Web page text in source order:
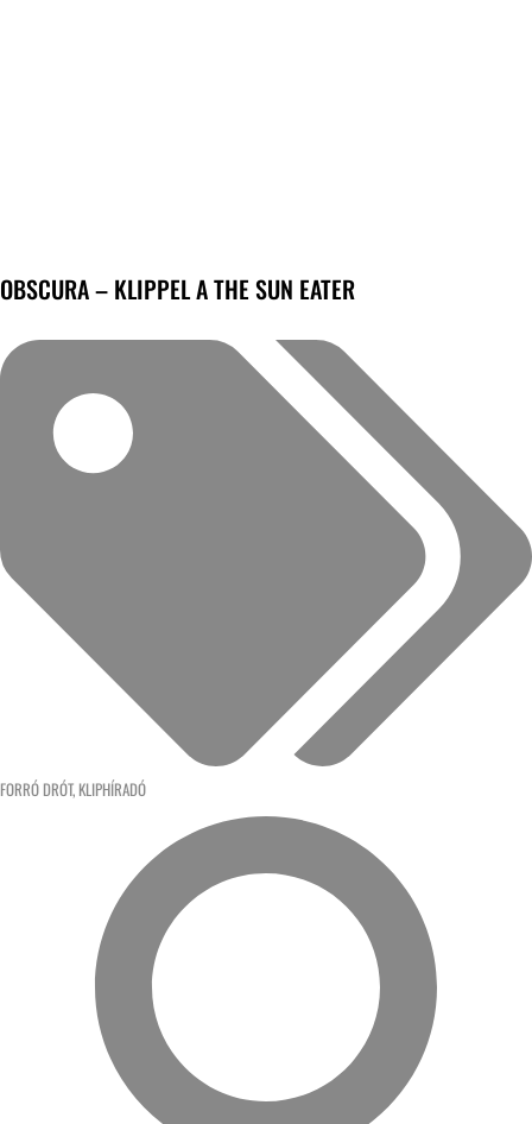
OBSCURA – KLIPPEL A THE SUN EATER
FORRÓ DRÓT, KLIPHÍRADÓ